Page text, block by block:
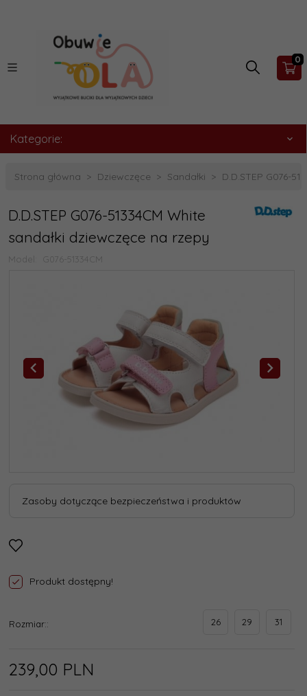
0
Kategorie:
Strona główna Dziewczęce Sandałki D.D.STEP G076-
D.D.STEP G076-51334CM White
sandałki dziewczęce na rzepy
Model: G076-51334CM
Zasoby dotyczące bezpieczeństwa i produktów
Produkt dostępny!
Rozmiar:: 26 29 31
239,00 PLN